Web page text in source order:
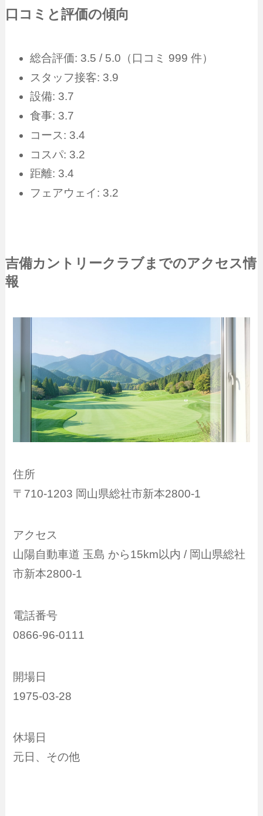
口コミと評価の傾向
総合評価: 3.5 / 5.0（口コミ 999 件）
スタッフ接客: 3.9
設備: 3.7
食事: 3.7
コース: 3.4
コスパ: 3.2
距離: 3.4
フェアウェイ: 3.2
吉備カントリークラブまでのアクセス情
報
住所
〒710-1203 岡山県総社市新本2800-1
アクセス
山陽自動車道 玉島 から15km以内 / 岡山県総社
市新本2800-1
電話番号
0866-96-0111
開場日
1975-03-28
休場日
元日、その他